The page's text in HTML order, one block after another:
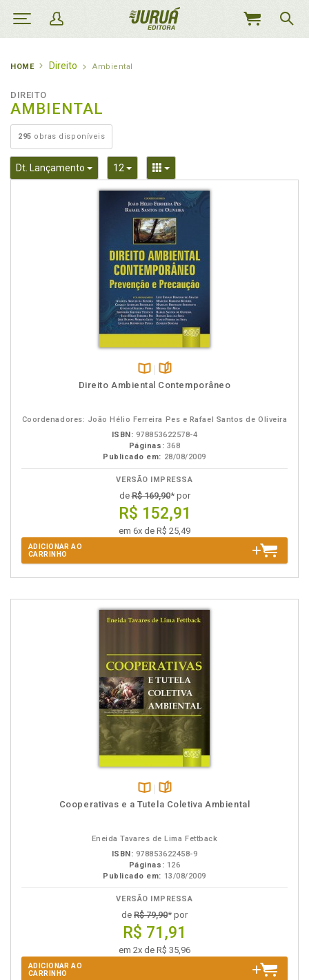
MEU
HOME Direito Ambiental
DIREITO
AMBIENTAL
295 obras disponíveis
Dt. Lançamento Toggle Dropdown
12 Toggle DropdownToggle Dropdown
Disponível
páginas
Direito Ambiental Contemporâneo
Coordenadores: João Hélio Ferreira Pes e Rafael Santos de Oliveira
ISBN: 978853622578-4
Páginas: 368
Publicado em: 28/08/2009
VERSÃO IMPRESSA
deR$ 169,90* por
R$ 152,91
em 6x de R$ 25,49
ADICIONAR AO
CARRINHO
Disponível
páginas
Cooperativas e a Tutela Coletiva Ambiental
Eneida Tavares de Lima Fettback
ISBN: 978853622458-9
Páginas: 126
Publicado em: 13/08/2009
VERSÃO IMPRESSA
de R$ 79,90* por
R$ 71,91
em 2x de R$ 35,96
ADICIONAR AO
CARRINHO